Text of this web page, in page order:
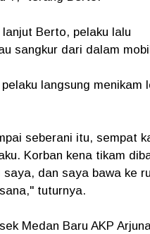
Berto, pelaku lalu
sangkur dari dalam
langsung menikam
seberani itu, sempat
Korban kena tikam
saya, dan saya bawa ke
tuturnya.
Medan Baru AKP